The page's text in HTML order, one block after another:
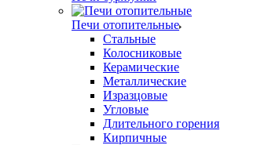
Печи отопительные
Стальные
Колосниковые
Керамические
Металлические
Изразцовые
Угловые
Длительного горения
Кирпичные